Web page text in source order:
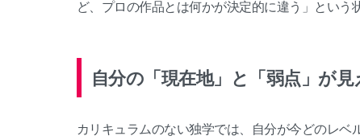
ど、プロの作品とは何かが決定的に違う」という
自分の「現在地」と「弱点」が
カリキュラムのない独学では、自分が今どのレベ